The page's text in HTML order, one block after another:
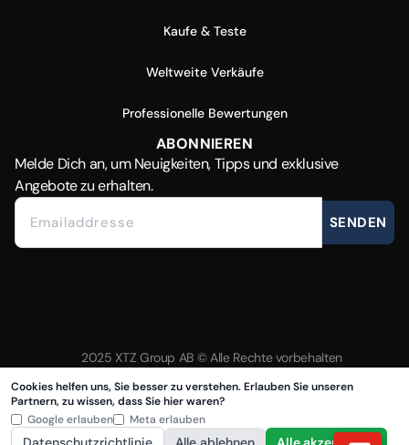
Kaufe & Teste
Weltweite Verkäufe
Professionelle Bewertungen
ABONNIEREN
Melde Dichan, um Neuigkeiten, Tipps und exklusive
Angebote zu erhalten.
SENDEN
2025 XTZ Group AB © Alle Rechte vorbehalten
Erstellt und betrieben von
Tamio
Cookies helfen uns, Sie besser zu verstehen. Erlauben Sie unseren
Partnern, zu wissen, dass Sie hier waren?
Google erlauben
Meta erlauben